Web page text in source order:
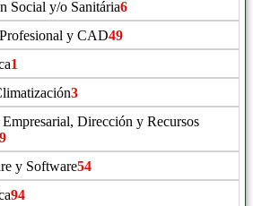
Social y/o Sanitária6
y CAD49
1
3
Dirección y Recursos
y Software54
94